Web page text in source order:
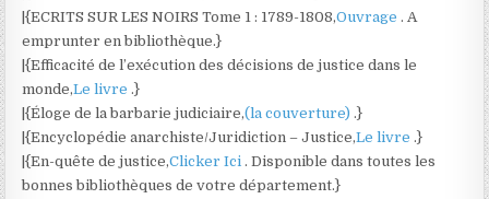
|{ECRITS SUR LES NOIRS Tome 1 : 1789-1808,Ouvrage . A
emprunter en bibliothèque.}
|{Efficacité de l’exécution des décisions de justice dans le
monde,Le livre .}
|{Éloge de la barbarie judiciaire,(la couverture) .}
|{Encyclopédie anarchiste/Juridiction – Justice,Le livre .}
|{En-quête de justice,Clicker Ici . Disponible dans toutes les
bonnes bibliothèques de votre département.}